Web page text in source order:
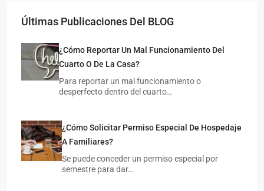
$4,500 /MXN
MAESTROS ILUSTRES 654, UNIVERSITARIA, 78290 SAN
LUIS POTOSÍ, S.L.P.
1 INDIVIDUAL 1 COCHE 20 M²
CUARTO COMPARTIDO, CUARTO INDIVIDUAL
Últimas Publicaciones Del BLOG
¿Cómo Reportar Un Mal Funcionamiento Del
Cuarto O De La Casa?
Para reportar un mal funcionamiento o
desperfecto dentro del cuarto…
¿Cómo Solicitar Permiso Especial De Hospedaje
A Familiares?
Se puede conceder un permiso especial por
semestre para dar…